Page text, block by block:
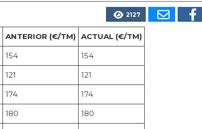
2127
ANTERIOR (€/TM) ACTUAL (€/TM)
154 154
121 121
174 174
180 180